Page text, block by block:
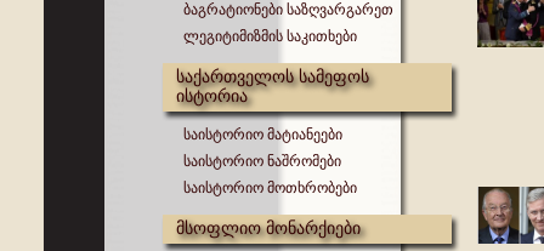
ბაგრატიონები საზღვარგარეთ
ლეგიტიმიზმის საკითხები
საქართველოს სამეფოს
ისტორია
საისტორიო მატიანეები
საისტორიო ნაშრომები
საისტორიო მოთხრობები
მსოფლიო მონარქიები